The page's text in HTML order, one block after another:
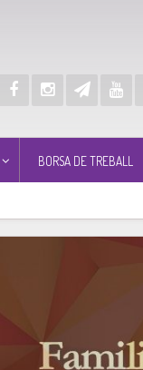
BORSA DE TREBALL